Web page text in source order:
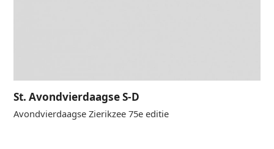
St. Avondvierdaagse S-D
Avondvierdaagse Zierikzee 75e editie